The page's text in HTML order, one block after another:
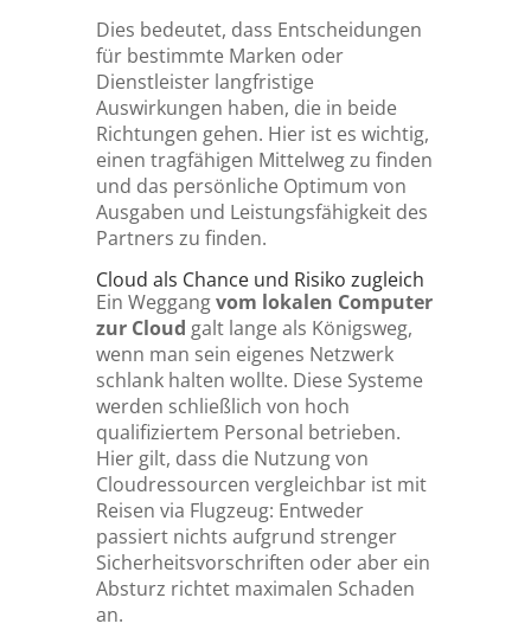
Dies bedeutet, dass Entscheidungen
für bestimmte Marken oder
Dienstleister langfristige
Auswirkungen haben, die in beide
Richtungen gehen. Hier ist es wichtig,
einen tragfähigen Mittelweg zu finden
und das persönliche Optimum von
Ausgaben und Leistungsfähigkeit des
Partners zu finden.
Cloud als Chance und Risiko zugleich
Ein Weggangvom lokalen Computer
zur Cloud galt lange als Königsweg,
wenn man sein eigenes Netzwerk
schlank halten wollte. Diese Systeme
werden schließlich von hoch
qualifiziertem Personal betrieben.
Hier gilt, dass die Nutzung von
Cloudressourcen vergleichbar ist mit
Reisen via Flugzeug: Entweder
passiert nichts aufgrund strenger
Sicherheitsvorschriften oder aber ein
Absturz richtet maximalen Schaden
an.